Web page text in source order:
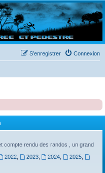
Bretagne . Bonne navigation sur le site
Connexion
S’enregistrer
compte rendu des randos , un grand
2022, 2023, 2024 2025